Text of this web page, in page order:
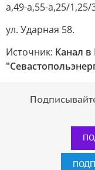
а,49-а,55-а,25/1,25/
ул. Ударная 58.
Источник: Канал